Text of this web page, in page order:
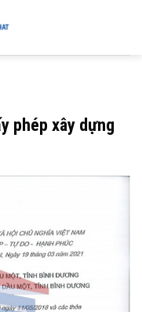
phép xây dựng